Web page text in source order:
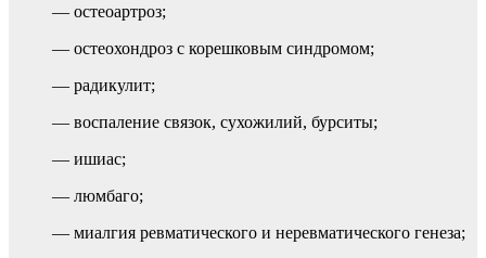
— остеоартроз;
— остеохондроз с корешковым синдромом;
— радикулит;
— воспаление связок, сухожилий, бурситы;
— ишиас;
— люмбаго;
— миалгия ревматического и неревматического генеза;